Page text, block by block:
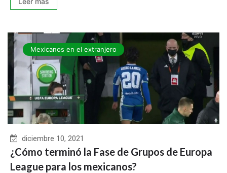
Mexicanos en el extranjero
diciembre 10, 2021
¿Cómo terminó la Fase de Grupos de Europa
League para los mexicanos?